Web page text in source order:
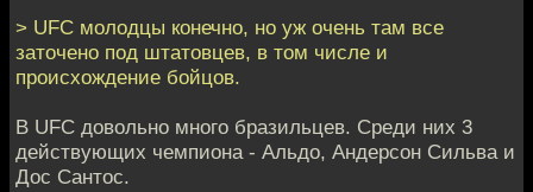
> UFC молодцы конечно, но уж очень там все
заточено под штатовцев, в том числе и
происхождение бойцов.
В UFC довольно много бразильцев. Среди них 3
действующих чемпиона - Альдо, Андерсон Сильва и
Дос Сантос.